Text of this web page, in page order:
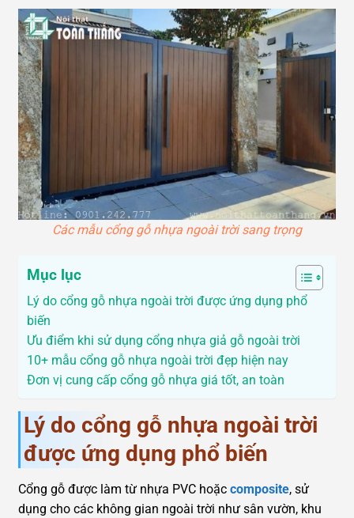
Các mẫu cổng gỗ nhựa ngoài trời sang trọng
Mục lục
Lý do cổng gỗ nhựa ngoài trời được ứng dụng phổ
biến
Ưu điểm khi sử dụng cổng nhựa giả gỗ ngoài trời
10+ mẫu cổng gỗ nhựa ngoài trời đẹp hiện nay
Đơn vị cung cấp cổng gỗ nhựa giá tốt, an toàn
Lý do cổng gỗ nhựa ngoài trời
được ứng dụng phổ biến
Cổng gỗ được làm từ nhựa PVC hoặc composite, sử
dụng cho các không gian ngoài trời như sân vườn, khu